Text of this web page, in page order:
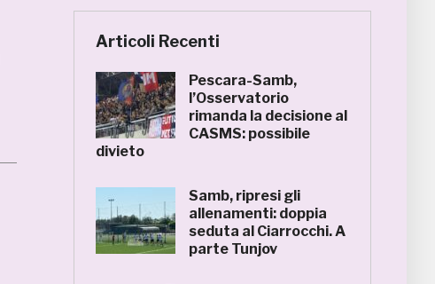
Articoli Recenti
Pescara-Samb,
l’Osservatorio
rimanda la decisione al
CASMS: possibile
divieto
Samb, ripresi gli
allenamenti: doppia
seduta al Ciarrocchi. A
parte Tunjov